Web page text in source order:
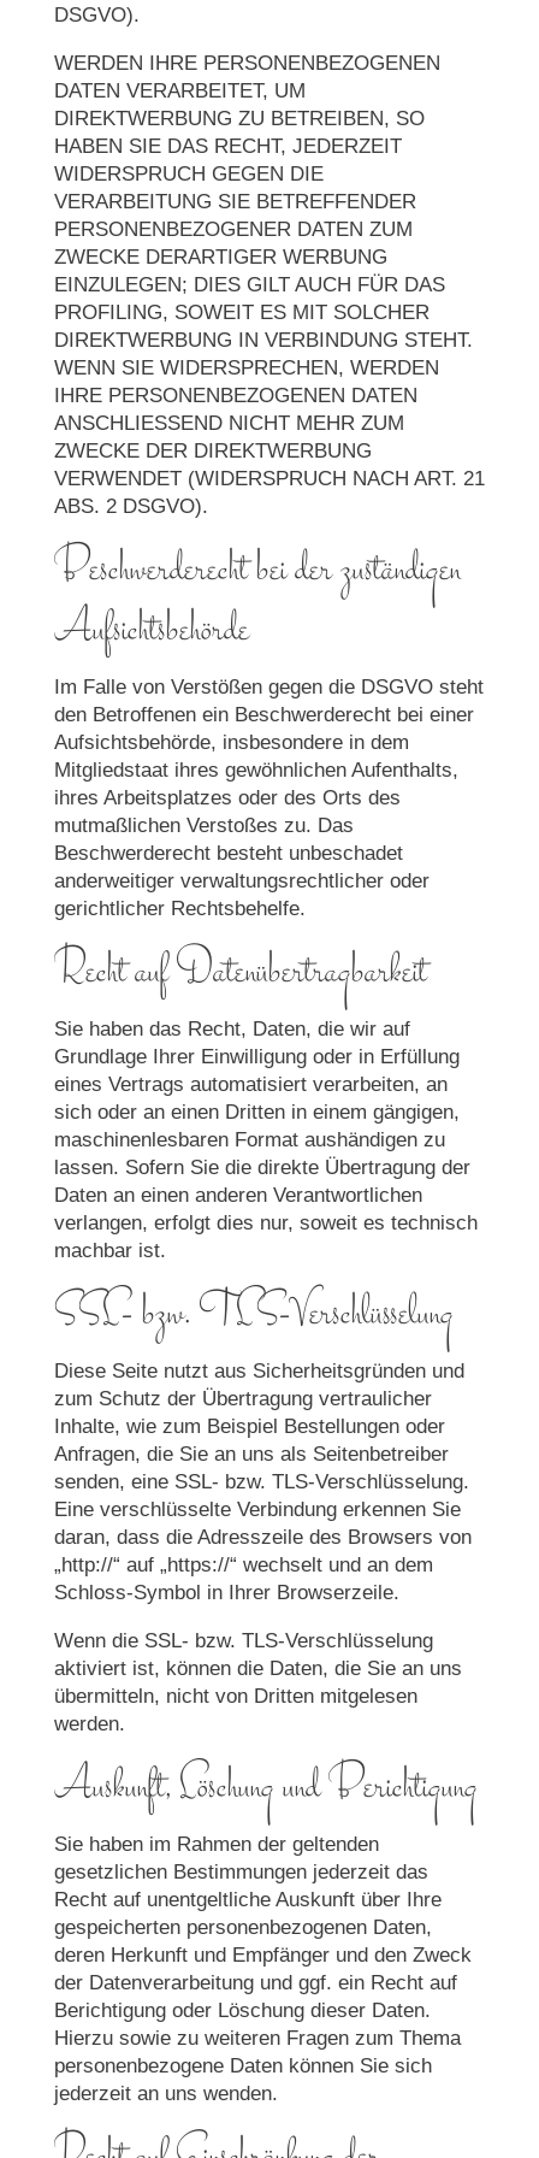
DSGVO).
WERDEN IHRE PERSONENBEZOGENEN
DATEN VERARBEITET, UM
DIREKTWERBUNG ZU BETREIBEN, SO
HABEN SIE DAS RECHT, JEDERZEIT
WIDERSPRUCH GEGEN DIE
VERARBEITUNG SIE BETREFFENDER
PERSONENBEZOGENER DATEN ZUM
ZWECKE DERARTIGER WERBUNG
EINZULEGEN; DIES GILT AUCH FÜR DAS
PROFILING, SOWEIT ES MIT SOLCHER
DIREKTWERBUNG IN VERBINDUNG STEHT.
WENN SIE WIDERSPRECHEN, WERDEN
IHRE PERSONENBEZOGENEN DATEN
ANSCHLIESSEND NICHT MEHR ZUM
ZWECKE DER DIREKTWERBUNG
VERWENDET (WIDERSPRUCH NACH ART. 21
ABS. 2 DSGVO).
Beschwerde­recht bei der zuständigen
Aufsichts­behörde
Im Falle von Verstößen gegen die DSGVO steht
den Betroffenen ein Beschwerderecht bei einer
Aufsichtsbehörde, insbesondere in dem
Mitgliedstaat ihres gewöhnlichen Aufenthalts,
ihres Arbeitsplatzes oder des Orts des
mutmaßlichen Verstoßes zu. Das
Beschwerderecht besteht unbeschadet
anderweitiger verwaltungsrechtlicher oder
gerichtlicher Rechtsbehelfe.
Recht auf Daten­übertrag­barkeit
Sie haben das Recht, Daten, die wir auf
Grundlage Ihrer Einwilligung oder in Erfüllung
eines Vertrags automatisiert verarbeiten, an
sich oder an einen Dritten in einem gängigen,
maschinenlesbaren Format aushändigen zu
lassen. Sofern Sie die direkte Übertragung der
Daten an einen anderen Verantwortlichen
verlangen, erfolgt dies nur, soweit es technisch
machbar ist.
SSL- bzw. TLS-Verschlüsselung
Diese Seite nutzt aus Sicherheitsgründen und
zum Schutz der Übertragung vertraulicher
Inhalte, wie zum Beispiel Bestellungen oder
Anfragen, die Sie an uns als Seitenbetreiber
senden, eine SSL- bzw. TLS-Verschlüsselung.
Eine verschlüsselte Verbindung erkennen Sie
daran, dass die Adresszeile des Browsers von
„http://“ auf „https://“ wechselt und an dem
Schloss-Symbol in Ihrer Browserzeile.
Wenn die SSL- bzw. TLS-Verschlüsselung
aktiviert ist, können die Daten, die Sie an uns
übermitteln, nicht von Dritten mitgelesen
werden.
Auskunft, Löschung und Berichtigung
Sie haben im Rahmen der geltenden
gesetzlichen Bestimmungen jederzeit das
Recht auf unentgeltliche Auskunft über Ihre
gespeicherten personenbezogenen Daten,
deren Herkunft und Empfänger und den Zweck
der Datenverarbeitung und ggf. ein Recht auf
Berichtigung oder Löschung dieser Daten.
Hierzu sowie zu weiteren Fragen zum Thema
personenbezogene Daten können Sie sich
jederzeit an uns wenden.